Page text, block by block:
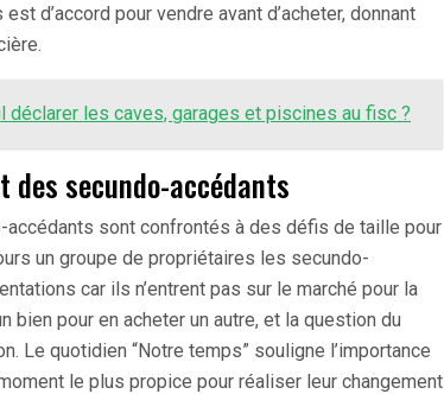
d’accord pour vendre avant d’acheter, donnant
déclarer les caves, garages et piscines au fisc ?
des secundo-accédants
accédants sont confrontés à des défis de taille pour
un groupe de propriétaires les secundo-
car ils n’entrent pas sur le marché pour la
bien pour en acheter un autre, et la question du
Le quotidien “Notre temps” souligne l’importance
le plus propice pour réaliser leur changement